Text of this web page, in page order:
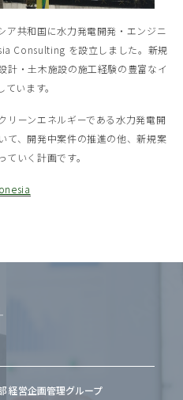
ア共和国に水力発電開発・エンジニ
Consulting を設立しました。新規
計・土木施設の施工経験の豊富なイ
います。
リーンエネルギーである水力発電開
て、開発中案件の推進の他、新規案
いく計画です。
経営企画管理グループ